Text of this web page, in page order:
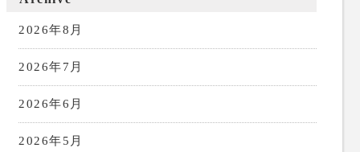
2026年8月
2026年7月
2026年6月
2026年5月